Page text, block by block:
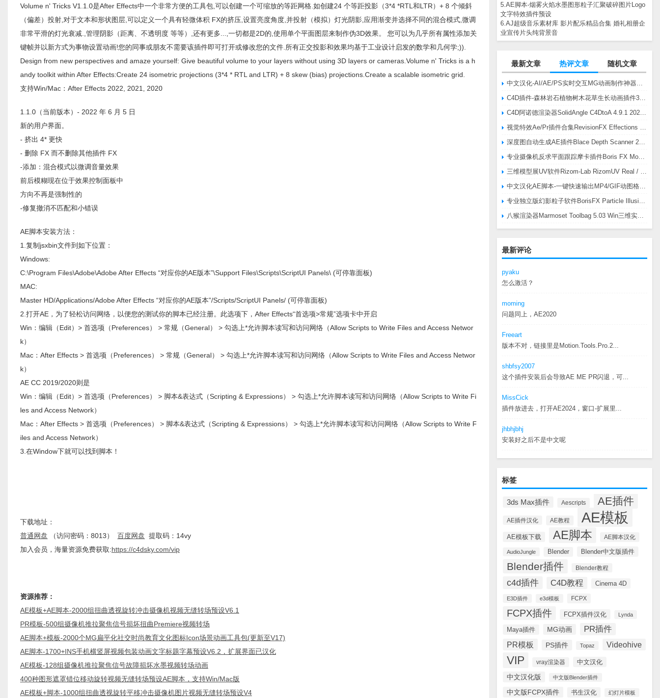
5.AE脚本-烟雾火焰水墨图形粒子汇聚破碎图片Logo
文字特效插件预设
6.AJ超级音乐素材库 影片配乐精品合集 婚礼相册企
业宣传片头纯背景音
最新文章 热评文章 随机文章
最新评论
pyaku
怎么激活？
moming
问题同上，AE2020
Freeart
版本不对，链接里是Motion.Tools.Pro.2...
shbfsy2007
这个插件安装后会导致AE ME PR闪退，可...
MissCick
插件放进去，打开AE2024，窗口-扩展里...
jhbhjbhj
安装好之后不是中文呢
标签
3ds Max插件 Aescripts AE插件
AE插件汉化 AE教程 AE模板
AE模板下载 AE脚本 AE脚本汉化
AudioJungle Blender Blender中文版插件
Blender插件 Blender教程
c4d插件 C4D教程 Cinema 4D
E3D插件 e3d模板 FCPX
FCPX插件 FCPX插件汉化 Lynda
Maya插件 MG动画 PR插件
PR模板 PS插件 Topaz Videohive
VIP vray渲染器 中文汉化
中文汉化版 中文版Blender插件
中文版FCPX插件 书生汉化 幻灯片模板
Volume n' Tricks V1.1.0是After Effects中一个非常方便的工具包,可以创建一个可缩放的等距网格.如创建24 个等距投影（3*4 *RTL和LTR）+ 8 个倾斜
（偏差）投射,对于文本和形状图层,可以定义一个具有轻微体积 FX的挤压,设置亮度角度,并投射（模拟）灯光阴影,应用渐变并选择不同的混合模式,微调
非常平滑的灯光衰减.,管理阴影（距离、不透明度 等等）,还有更多...,一切都是2D的,使用单个平面图层来制作伪3D效果。 您可以为几乎所有属性添加关
键帧并以新方式为事物设置动画!您的同事或朋友不需要该插件即可打开或修改您的文件.所有正交投影和效果均基于工业设计启发的数学和几何学;)).
Design from new perspectives and amaze yourself: Give beautiful volume to your layers without using 3D layers or cameras.Volume n' Tricks is a h
andy toolkit within After Effects:Create 24 isometric projections (3*4 * RTL and LTR) + 8 skew (bias) projections.Create a scalable isometric grid.
支持Win/Mac：After Effects 2022, 2021, 2020
1.1.0（当前版本）- 2022 年 6 月 5 日
新的用户界面。
- 挤出 4* 更快
- 删除 FX 而不删除其他插件 FX
-添加：混合模式以微调音量效果
前后模糊现在位于效果控制面板中
方向不再是强制性的
-修复撤消不匹配和小错误
AE脚本安装方法：
1.复制jsxbin文件到如下位置：
Windows:
C:\Program Files\Adobe\Adobe After Effects “对应你的AE版本”\Support Files\Scripts\ScriptUI Panels\ (可停靠面板)
MAC:
Master HD/Applications/Adobe After Effects “对应你的AE版本”/Scripts/ScriptUI Panels/ (可停靠面板)
2.打开AE，为了轻松访问网络，以便您的测试你的脚本已经注册。此选项下，After Effects“首选项>常规”选项卡中开启
Win：编辑（Edit）> 首选项（Preferences） > 常规（General） > 勾选上*允许脚本读写和访问网络（Allow Scripts to Write Files and Access Networ
k）
Mac：After Effects > 首选项（Preferences） > 常规（General） > 勾选上*允许脚本读写和访问网络（Allow Scripts to Write Files and Access Networ
k）
AE CC 2019/2020则是
Win：编辑（Edit）> 首选项（Preferences） > 脚本&表达式（Scripting & Expressions） > 勾选上*允许脚本读写和访问网络（Allow Scripts to Write Fi
les and Access Network）
Mac：After Effects > 首选项（Preferences） > 脚本&表达式（Scripting & Expressions） > 勾选上*允许脚本读写和访问网络（Allow Scripts to Write F
iles and Access Network）
3.在Window下就可以找到脚本！
下载地址：
普通网盘 （访问密码：8013） 百度网盘 提取码：14vy
加入会员，海量资源免费获取:https://c4dsky.com/vip
资源推荐：
AE模板+AE脚本-2000组扭曲透视旋转冲击摄像机视频无缝转场预设V6.1
PR模板-500组摄像机推拉聚焦信号损坏扭曲Premiere视频转场
AE脚本+模板-2000个MG扁平化社交时尚教育文化图标Icon场景动画工具包(更新至V17)
AE脚本-1700+INS手机横竖屏视频包装动画文字标题字幕预设V6.2，扩展界面已汉化
AE模板-128组摄像机推拉聚焦信号故障损坏水墨视频转场动画
400种图形遮罩错位移动旋转视频无缝转场预设AE脚本，支持Win/Mac版
AE模板+脚本-1000组扭曲透视旋转平移冲击摄像机图片视频无缝转场预设V4